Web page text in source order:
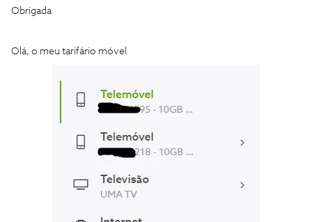
Obrigada
Olá, o meu tarifário móvel